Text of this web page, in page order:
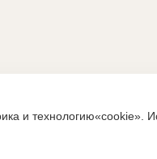
clever-style.ru,
и технологию«cookie».